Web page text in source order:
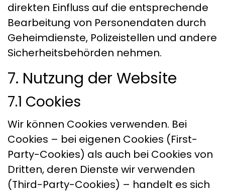
direkten Einfluss auf die entsprechende
Bearbeitung von Personendaten durch
Geheimdienste, Polizeistellen und andere
Sicherheitsbehörden nehmen.
7. Nutzung der Website
7.1 Cookies
Wir können Cookies verwenden. Bei
Cookies – bei eigenen Cookies (First-
Party-Cookies) als auch bei Cookies von
Dritten, deren Dienste wir verwenden
(Third-Party-Cookies) – handelt es sich